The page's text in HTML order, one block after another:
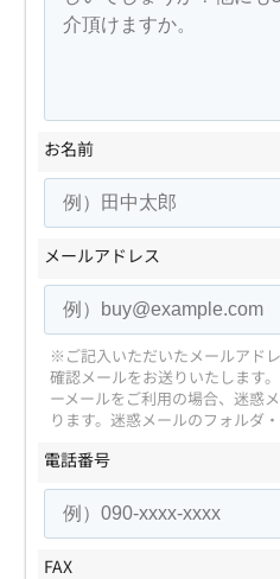
お名前
メールアドレス
※ご記入いただいたメールアド
確認メールをお送りいたします。
ーメールをご利用の場合、迷惑
ります。迷惑メールのフォルダ
電話番号
FAX